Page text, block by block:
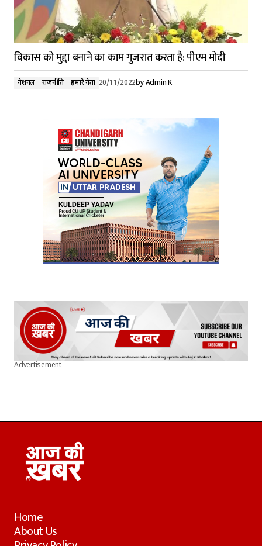
विकास को मुद्दा बनाने का काम गुजरात करता है: पीएम मोदी
नेशनल राजनीति हमारे नेता 20/11/2022by Admin K
Advertisement
Home
About Us